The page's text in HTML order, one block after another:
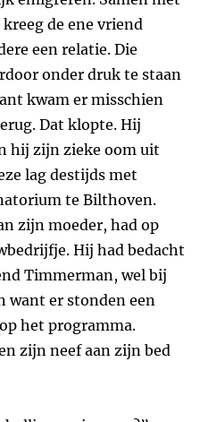
de ene vriend
een relatie. Die
onder druk te staan
kwam er misschien
Dat klopte. Hij
hij zijn zieke oom uit
lag destijds met
te Bilthoven.
zijn moeder, had op
Hij had bedacht
Timmerman, wel bij
want er stonden een
het programma.
zijn neef aan zijn bed